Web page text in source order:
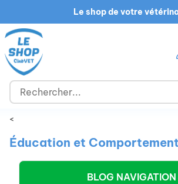
Le shop de votre
<
Éducation et Comportement
BLOG NAVIGATION